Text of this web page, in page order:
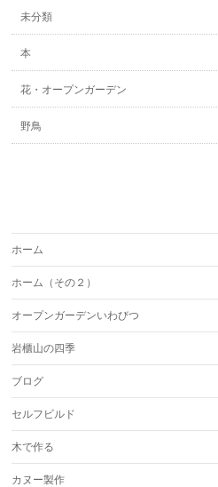
未分類
本
花・オープンガーデン
野鳥
ホーム
ホーム（その２）
オープンガーデンいわびつ
岩櫃山の四季
ブログ
セルフビルド
木で作る
カヌー製作